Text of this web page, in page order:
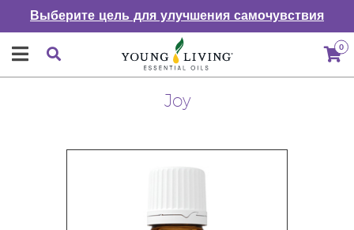
Выберите цель для улучшения самочувствия
0
Joy